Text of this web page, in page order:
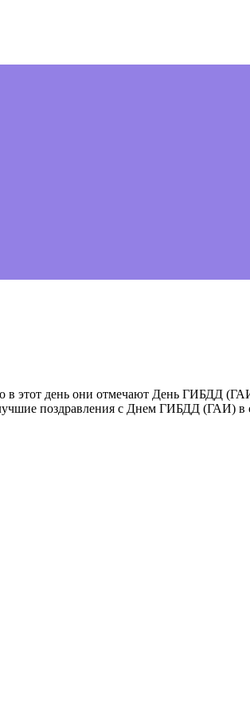
в этот день они отмечают День ГИБДД
поздравления с Днем ГИБДД (ГАИ) в